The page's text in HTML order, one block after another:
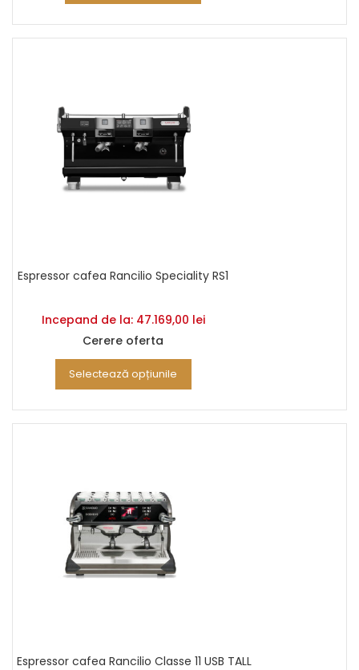
Espressor cafea Rancilio Speciality RS1
Incepand de la: 47.169,00 lei
Cerere oferta
Selectează opțiunile
Espressor cafea Rancilio Classe 11 USB TALL